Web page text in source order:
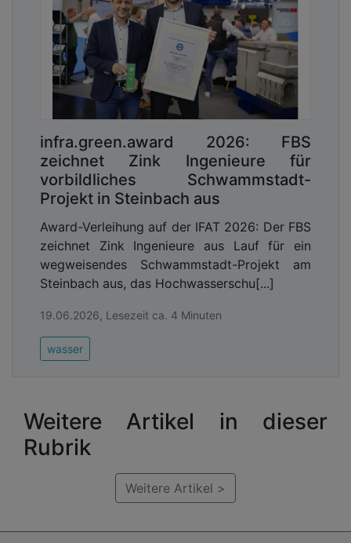
infra.green.award 2026: FBS
zeichnet Zink Ingenieure für
vorbildliches Schwammstadt-
Projekt in Steinbach aus
Award-Verleihung auf der IFAT 2026: Der FBS
zeichnet Zink Ingenieure aus Lauf für ein
wegweisendes Schwammstadt-Projekt am
Steinbach aus, das Hochwasserschu[...]
19.06.2026, Lesezeit ca. 4 Minuten
wasser
Weitere Artikel in dieser
Rubrik
Weitere Artikel >